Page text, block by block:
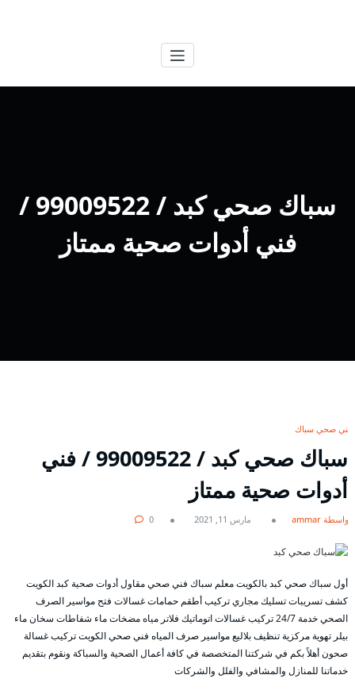
سباك صحي كبد / 99009522 /
فني أدوات صحية ممتاز
فني صحي سباك
سباك صحي كبد / 99009522 / فني
أدوات صحية ممتاز
بواسطة ammar مارس 11, 2021 0
أول سباك صحي كبد بالكويت معلم سباك فني صحي مقاول أدوات صحية كبد الكويت
كشف تسريبات تسليك مجاري تركيب أطقم حمامات غسالات فتح مواسير الصرف
الصحي خدمة 24/7 تركيب غسالات اتوماتيك فلاتر مياه مضخات ماء شفاطات سخان ماء
بيلر تهوية مركزية تنظيف بلاليع مواسير صرف المياه فني صحي الكويت تركيب غسالة
صحون أهلاً بكم في شركتنا المتخصصة في كافة أعمال الصحية والسباكة ونقوم بتقديم
خدماتنا للمنازل والمشافي والفلل والشركات